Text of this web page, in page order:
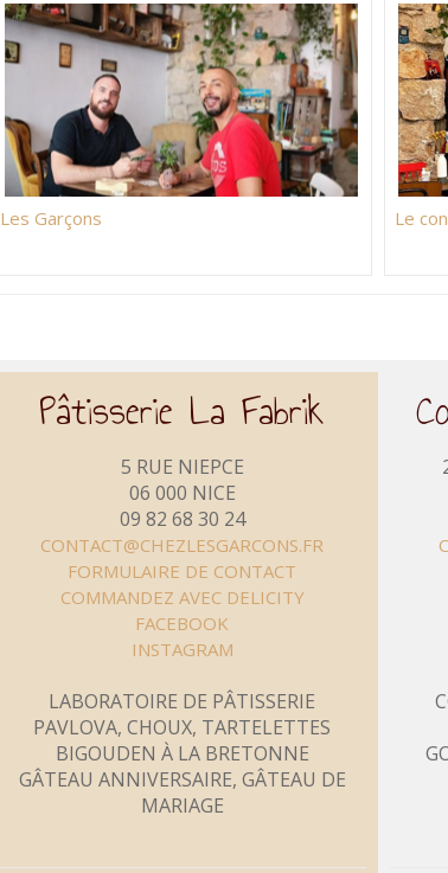
Les Garçons Le
Pâtisserie La Fabrik
5 RUE NIEPCE
06 000 NICE
09 82 68 30 24
CONTACT@CHEZLESGARCONS.FR
FORMULAIRE DE CONTACT
COMMANDEZ AVEC DELICITY
FACEBOOK
INSTAGRAM
LABORATOIRE DE PÂTISSERIE
PAVLOVA, CHOUX, TARTELETTES
BIGOUDEN À LA BRETONNE
GÂTEAU ANNIVERSAIRE, GÂTEAU DE
MARIAGE